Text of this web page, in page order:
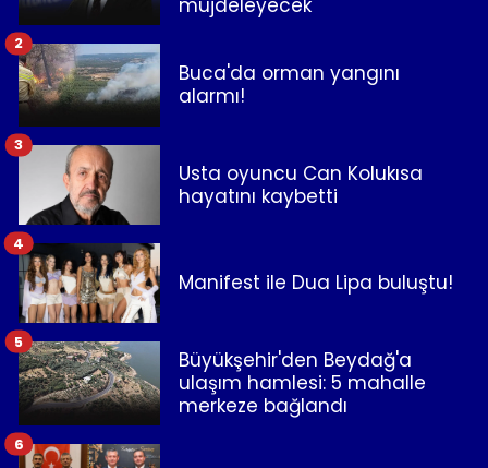
müjdeleyecek"
Buca'da orman yangını
alarmı!
2
Usta oyuncu Can Kolukısa
hayatını kaybetti
3
Manifest ile Dua Lipa buluştu!
4
Büyükşehir'den Beydağ'a
ulaşım hamlesi: 5 mahalle
merkeze bağlandı
5
6